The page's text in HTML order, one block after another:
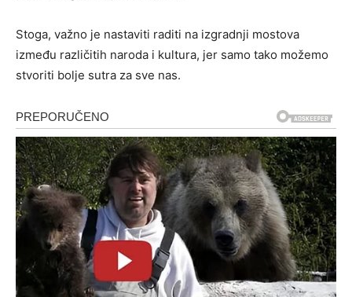
Stoga, važno je nastaviti raditi na izgradnji mostova
između različitih naroda i kultura, jer samo tako možemo
stvoriti bolje sutra za sve nas.